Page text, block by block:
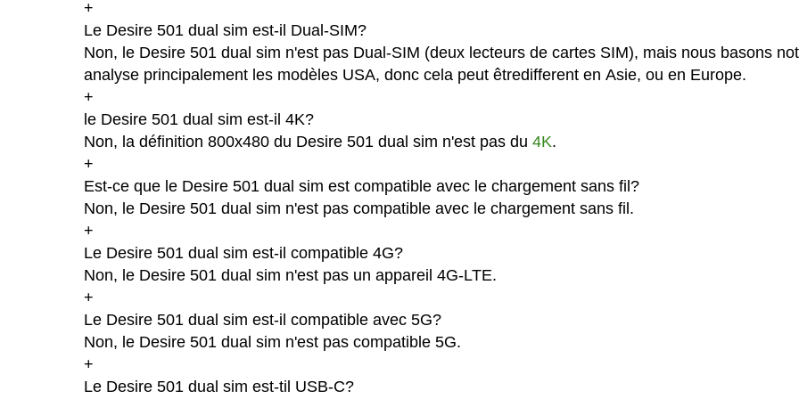
+
Le Desire 501 dual sim est-il Dual-SIM?
Non, le Desire 501 dual sim n'est pas Dual-SIM (deux lecteurs de cartes SIM), mais nous basons
analyse principalement les modèles USA, donc cela peut êtredifferent en Asie, ou en Europe.
+
le Desire 501 dual sim est-il 4K?
Non, la définition 800x480 du Desire 501 dual sim n'est pas du 4K.
+
Est-ce que le Desire 501 dual sim est compatible avec le chargement sans fil?
Non, le Desire 501 dual sim n'est pas compatible avec le chargement sans fil.
+
Le Desire 501 dual sim est-il compatible 4G?
Non, le Desire 501 dual sim n'est pas un appareil 4G-LTE.
+
Le Desire 501 dual sim est-il compatible avec 5G?
Non, le Desire 501 dual sim n'est pas compatible 5G.
+
Le Desire 501 dual sim est-til USB-C?